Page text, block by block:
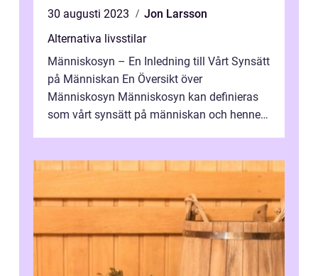
30 augusti 2023
Jon Larsson
Alternativa livsstilar
Människosyn – En Inledning till Vårt Synsätt
på Människan En Översikt över
Människosyn Människosyn kan definieras
som vårt synsätt på människan och hennes